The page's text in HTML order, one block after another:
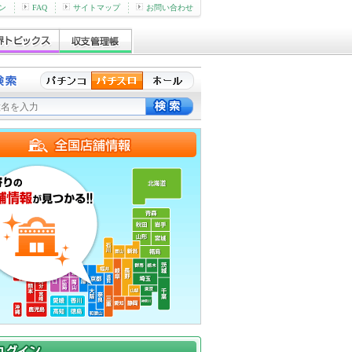
FAQ サイトマップ お問い合わせ